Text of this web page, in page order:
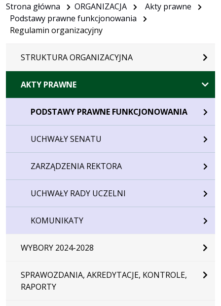
Strona główna ORGANIZACJA
Akty prawne
Podstawy prawne funkcjonowania
Regulamin organizacyjny
STRUKTURA ORGANIZACYJNA
AKTY PRAWNE
PODSTAWY PRAWNE FUNKCJONOWANIA
UCHWAŁY SENATU
ZARZĄDZENIA REKTORA
UCHWAŁY RADY UCZELNI
KOMUNIKATY
WYBORY 2024-2028
SPRAWOZDANIA, AKREDYTACJE, KONTROLE,
RAPORTY